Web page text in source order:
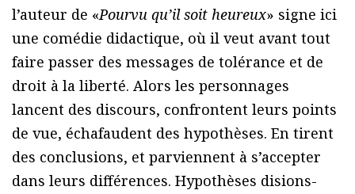
l’auteur de «Pourvu qu’il soit heureux» signe ici
une comédie didactique, où il veut avant tout
faire passer des messages de tolérance et de
droit à la liberté. Alors les personnages
lancent des discours, confrontent leurs points
de vue, échafaudent des hypothèses. En tirent
des conclusions, et parviennent à s’accepter
dans leurs différences. Hypothèses disions-